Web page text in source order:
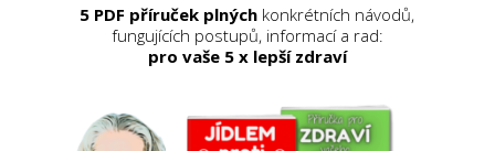
5 PDF příruček plných konkrétních návodů,
fungujících postupů, informací a rad:
pro vaše 5 x lepší zdraví